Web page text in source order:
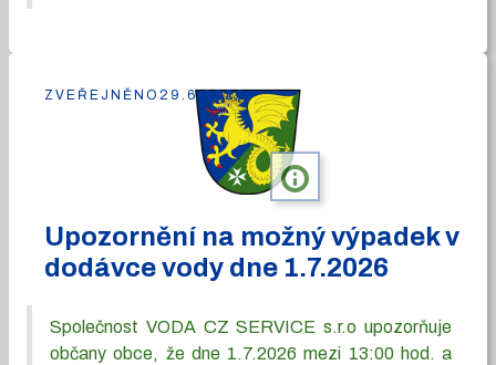
info
Upozornění na možný výpadek v
dodávce vody dne 1.7.2026
Společnost VODA CZ SERVICE s.r.o upozorňuje
občany obce, že dne 1.7.2026 mezi 13:00 hod. a
ZVEŘEJNĚNO 29.6.2026